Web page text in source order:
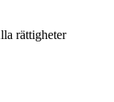
rättigheter